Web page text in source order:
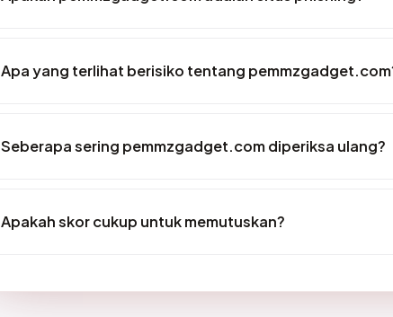
Apa yang terlihat berisiko tentang
Seberapa sering pemmzgadget.com diperiksa ulang?
Apakah skor cukup untuk memutuskan?